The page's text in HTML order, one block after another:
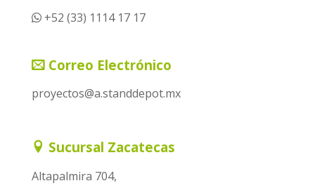
+52 (33) 1114 17 17
Correo Electrónico
proyectos@a.standdepot.mx
Sucursal Zacatecas
Altapalmira 704,